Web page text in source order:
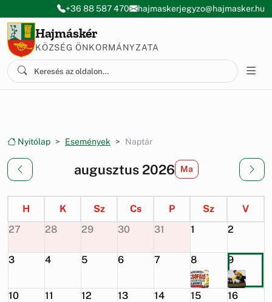
Ugrás a menüre
Ugrás a tartalomra
+36 88 587 470 hajmaskerjegyzo@hajmasker.hu
Hajmáskér
KÖZSÉG ÖNKORMÁNYZATA
Nyitólap Események Naptár
augusztus 2026 Ma
H K Sz Cs P Sz
V
27
28 29 30 31 1 2
3 4 5 6 7 8 9
10 11 12 13 14 15 16